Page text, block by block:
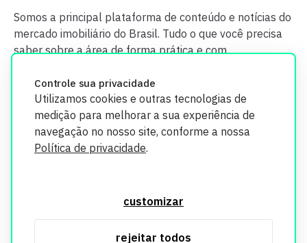
Controle sua privacidade
Utilizamos cookies e outras tecnologias de
medição para melhorar a sua experiência de
navegação no nosso site, conforme a nossa
Política de privacidade.
customizar
rejeitar todos
Somos a principal plataforma de conteúdo e notícias do
mercado imobiliário do Brasil. Tudo o que você precisa
saber sobre a área de forma prática e com
segurança. Todos os dados coletados em nosso site são
utilizados exclusivamente para fins de aprimoramento de
informações, consulte nossa Política de Privacidade.